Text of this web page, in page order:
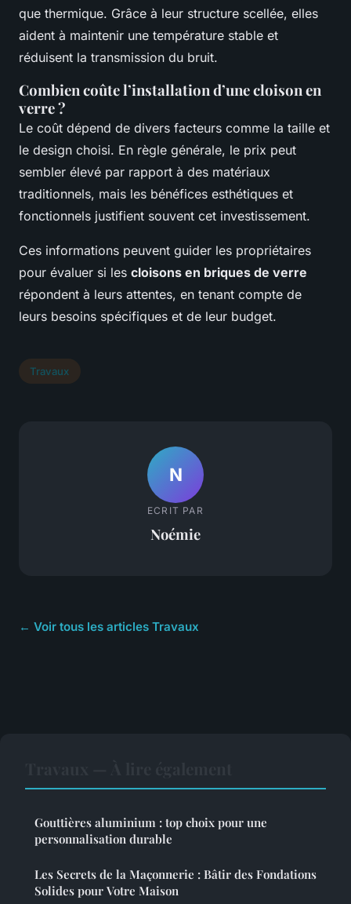
que thermique. Grâce à leur structure scellée, elles
aident à maintenir une température stable et
réduisent la transmission du bruit.
Combien coûte l’installation d’une cloison en
verre ?
Le coût dépend de divers facteurs comme la taille et
le design choisi. En règle générale, le prix peut
sembler élevé par rapport à des matériaux
traditionnels, mais les bénéfices esthétiques et
fonctionnels justifient souvent cet investissement.
Ces informations peuvent guider les propriétaires
pour évaluer si les cloisons en briques de verre
répondent à leurs attentes, en tenant compte de
leurs besoins spécifiques et de leur budget.
Travaux
N
ECRIT PAR
Noémie
← Voir tous les articles Travaux
Gouttières aluminium : top choix pour une
personnalisation durable
Les Secrets de la Maçonnerie : Bâtir des Fondations
Solides pour Votre Maison